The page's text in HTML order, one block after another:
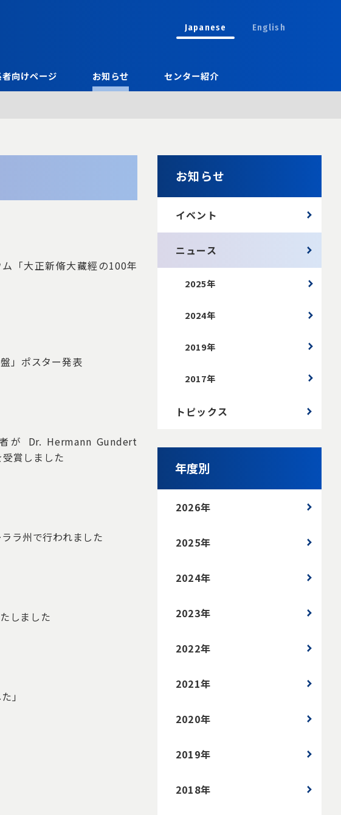
Japanese English
向けページ お知らせ センター紹介
「大正新脩大藏經の100年
」ポスター発表
が Dr. Hermann Gundert
賞しました
ラ州で行われました
しました
」
お知らせ
イベント
ニュース
2025年
2024年
2019年
2017年
トピックス
年度別
2026年
2025年
2024年
2023年
2022年
2021年
2020年
2019年
2018年